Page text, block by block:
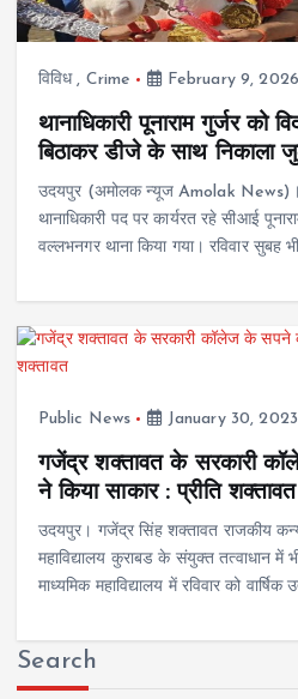
विविध, Crime February 9, 2026
थानाधिकारी पूनाराम गुर्जर को
बिठाकर डीजे के साथ निकाला
उदयपुर (अमोलक न्यूज Amolak
थानाधिकारी पद पर कार्यरत रहे सीआई
वल्लभनगर थाना किया गया। रविवार सुबह
Public News January 30, 2023
गजेंद्र शक्तावत के सरकारी
ने किया साकार : प्रीति शक्तावत
उदयपुर। गजेंद्र सिंह शक्तावत राजकीय
महाविद्यालय कुराबड के संयुक्त तत्वाधान
माध्यमिक महाविद्यालय में रविवार को
Search